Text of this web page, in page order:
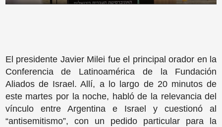
El presidente Javier Milei fue el principal orador en la
Conferencia de Latinoamérica de la Fundación
Aliados de Israel. Allí, a lo largo de 20 minutos de
este martes por la noche, habló de la relevancia del
vínculo entre Argentina e Israel y cuestionó al
“antisemitismo”, con un pedido particular para la